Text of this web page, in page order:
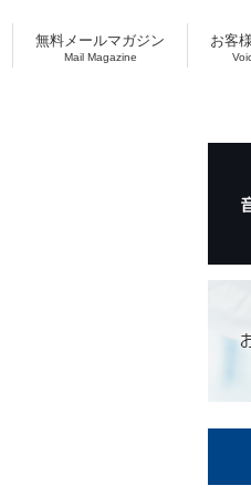
無料メールマガジン
Mail Magazine
お客